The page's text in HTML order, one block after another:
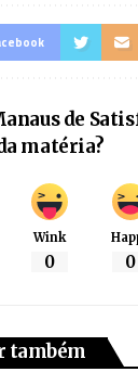
de
matéria?
Wink
0 0
também